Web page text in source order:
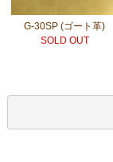
G-30SP (ゴート革)
SOLD OUT